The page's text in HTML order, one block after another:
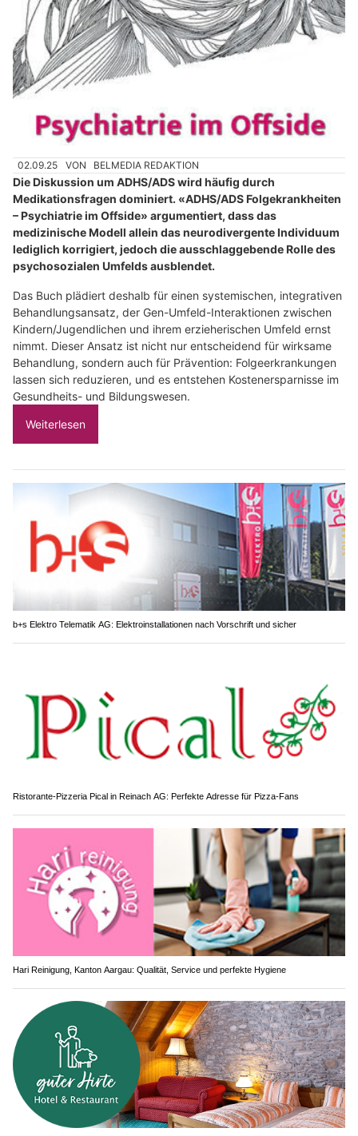
02.09.25 VON BELMEDIA REDAKTION
Die Diskussion um ADHS/ADS wird häufig durch
Medikationsfragen dominiert. «ADHS/ADS Folgekrankheiten
– Psychiatrie im Offside» argumentiert, dass das
medizinische Modell allein das neurodivergente Individuum
lediglich korrigiert, jedoch die ausschlaggebende Rolle des
psychosozialen Umfelds ausblendet.
Das Buch plädiert deshalb für einen systemischen, integrativen
Behandlungsansatz, der Gen-Umfeld-Interaktionen zwischen
Kindern/Jugendlichen und ihrem erzieherischen Umfeld ernst
nimmt. Dieser Ansatz ist nicht nur entscheidend für wirksame
Behandlung, sondern auch für Prävention: Folgeerkrankungen
lassen sich reduzieren, und es entstehen Kostenersparnisse im
Gesundheits- und Bildungswesen.
Weiterlesen
b+s Elektro Telematik AG: Elektroinstallationen nach Vorschrift und sicher
Ristorante-Pizzeria Pical in Reinach AG: Perfekte Adresse für Pizza-Fans
Hari Reinigung, Kanton Aargau: Qualität, Service und perfekte Hygiene